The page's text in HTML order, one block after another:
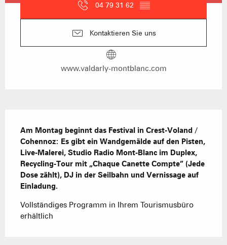
04 79 31 62 ▒▒
Kontaktieren Sie uns
www.valdarly-montblanc.com
Am Montag beginnt das Festival in Crest-Voland /
Cohennoz: Es gibt ein Wandgemälde auf den Pisten,
Live-Malerei, Studio Radio Mont-Blanc im Duplex,
Recycling-Tour mit „Chaque Canette Compte” (Jede
Dose zählt), DJ in der Seilbahn und Vernissage auf
Einladung.
Vollständiges Programm in Ihrem Tourismusbüro
erhältlich